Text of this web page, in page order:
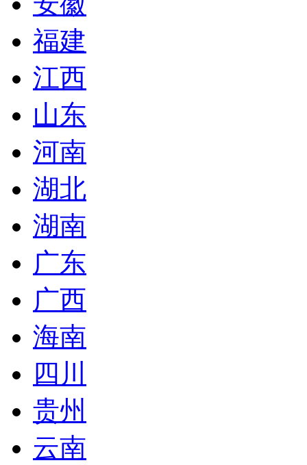
福建
江西
山东
河南
湖北
湖南
广东
广西
海南
四川
贵州
云南